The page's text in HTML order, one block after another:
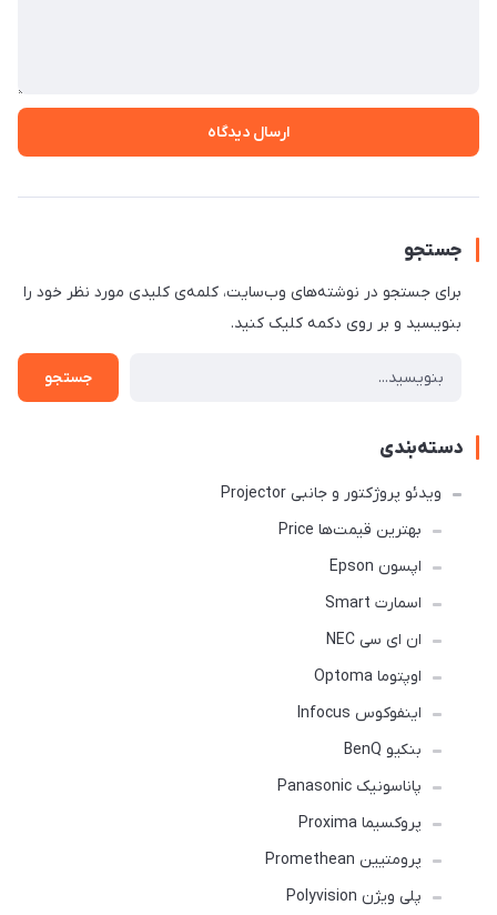
ارسال دیدگاه
جستجو
برای جستجو در نوشته‌های وب‌سایت، کلمه‌ی کلیدی مورد نظر خود را
بنویسید و بر روی دکمه کلیک کنید.
جستجو
دسته‌بندی
ویدئو پروژکتور و جانبی Projector
بهترین قیمت‌ها Price
اپسون Epson
اسمارت Smart
ان ای سی NEC
اوپتوما Optoma
اینفوکوس Infocus
بنکیو BenQ
پاناسونیک Panasonic
پروکسیما Proxima
پرومتیین Promethean
پلی ویژن Polyvision